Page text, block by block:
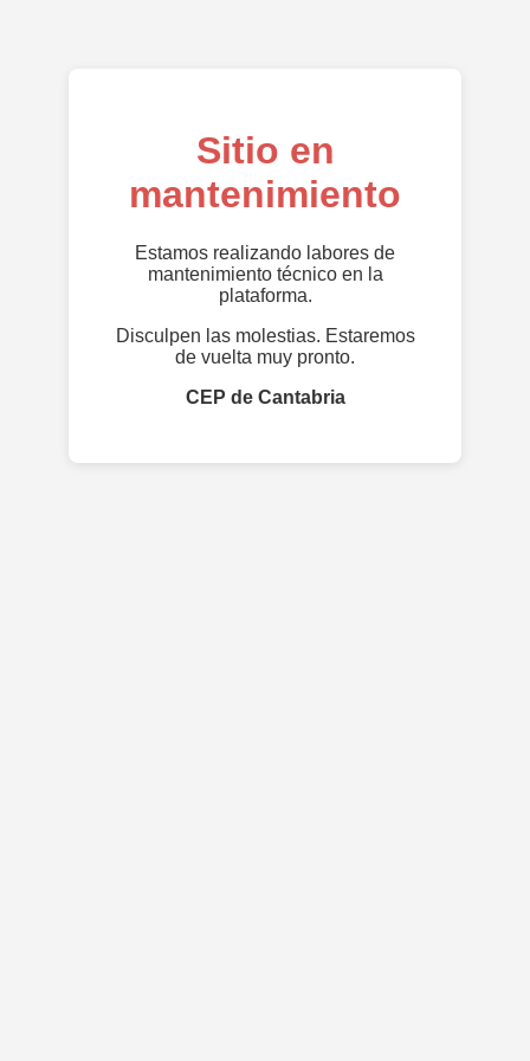
Sitio en
mantenimiento
Estamos realizando labores de
mantenimiento técnico en la
plataforma.
Disculpen las molestias. Estaremos
de vuelta muy pronto.
CEP de Cantabria